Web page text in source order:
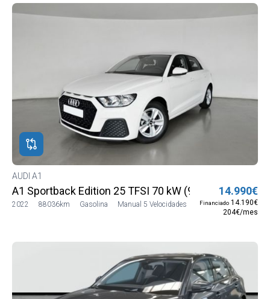
AUDI A1
A1 Sportback Edition 25 TFSI 70 kW (95 CV)
2022 88036km Gasolina Manual 5 Velocidades
14.990€
Financiado 14.190€
204€/mes